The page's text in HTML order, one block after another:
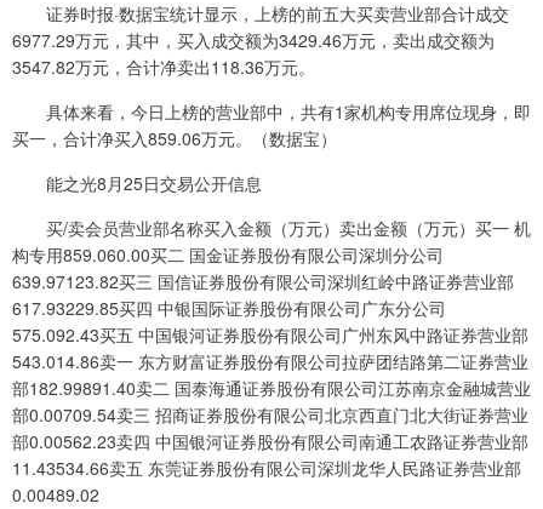
证券时报·数据宝统计显示，上榜的前五大买卖营业部合计成交
6977.29万元，其中，买入成交额为3429.46万元，卖出成交额为
3547.82万元，合计净卖出118.36万元。
具体来看，今日上榜的营业部中，共有1家机构专用席位现身，即
买一，合计净买入859.06万元。（数据宝）
能之光8月25日交易公开信息
买/卖会员营业部名称买入金额（万元）卖出金额（万元）买一 机
构专用859.060.00买二 国金证券股份有限公司深圳分公司
639.97123.82买三 国信证券股份有限公司深圳红岭中路证券营业部
617.93229.85买四 中银国际证券股份有限公司广东分公司
575.092.43买五 中国银河证券股份有限公司广州东风中路证券营业部
543.014.86卖一 东方财富证券股份有限公司拉萨团结路第二证券营业
部182.99891.40卖二 国泰海通证券股份有限公司江苏南京金融城营业
部0.00709.54卖三 招商证券股份有限公司北京西直门北大街证券营业
部0.00562.23卖四 中国银河证券股份有限公司南通工农路证券营业部
11.43534.66卖五 东莞证券股份有限公司深圳龙华人民路证券营业部
0.00489.02